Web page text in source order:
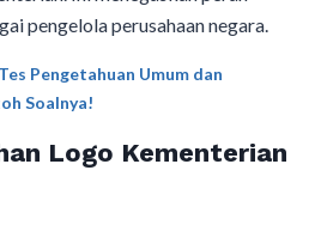
pengelola perusahaan negara.
Pengetahuan Umum dan
Soalnya!
Logo Kementerian